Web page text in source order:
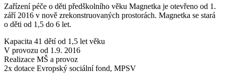
Zařízení péče o děti předškolního věku Magnetka je otevřeno od 1.
září 2016 v nově zrekonstruovaných prostorách. Magnetka se stará
o děti od 1,5 do 6 let.
Kapacita 41 dětí od 1,5 let věku
V provozu od 1.9. 2016
Realizace MŠ a provoz
2x dotace Evropský sociální fond, MPSV